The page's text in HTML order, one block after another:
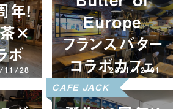
11/28
！
×
ボ
2021/12/01
Europe
フランスバター
コラボカフェ
CAFE JACK